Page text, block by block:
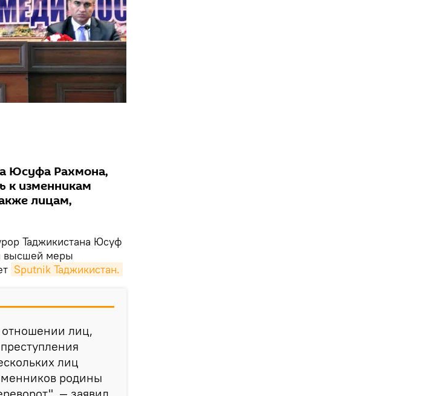
Юсуфа Рахмона,
к изменникам
лицам,
Таджикистана Юсуф
высшей меры
Sputnik Таджикистан.
отношении лиц,
лиц
родины